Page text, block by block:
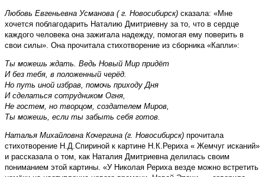
Любовь Евгеньевна Усманова ( г. Новосибирск) сказала: «Мне
хочется поблагодарить Наталию Дмитриевну за то, что в сердце
каждого человека она зажигала надежду, помогая ему поверить в
свои силы». Она прочитала стихотворение из сборника «Капли»:
Ты можешь ждать. Ведь Новый Мир придёт
И без тебя, в положенный черёд.
Но путь иной избрав, помочь приходу Дня
И сделаться сотрудником Огня,
Не гостем, но творцом, создателем Миров,
Ты можешь, если ты забыть себя готов.
Наталья Михайловна Кочергина (г. Новосибирск) прочитала
стихотворение Н.Д.Спириной к картине Н.К.Рериха « Жемчуг исканий»
и рассказала о том, как Наталия Дмитриевна делилась своим
пониманием этой картины. «У Николая Рериха везде можно встретить